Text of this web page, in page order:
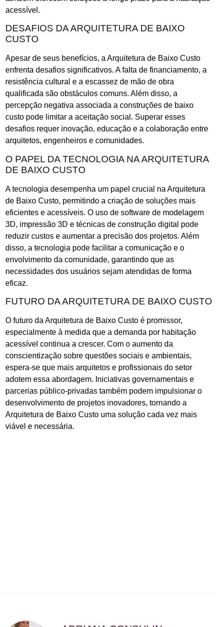
acessível.
DESAFIOS DA ARQUITETURA DE BAIXO
CUSTO
Apesar de seus benefícios, a Arquitetura de Baixo Custo
enfrenta desafios significativos. A falta de financiamento, a
resistência cultural e a escassez de mão de obra
qualificada são obstáculos comuns. Além disso, a
percepção negativa associada a construções de baixo
custo pode limitar a aceitação social. Superar esses
desafios requer inovação, educação e a colaboração entre
arquitetos, engenheiros e comunidades.
O PAPEL DA TECNOLOGIA NA ARQUITETURA
DE BAIXO CUSTO
A tecnologia desempenha um papel crucial na Arquitetura
de Baixo Custo, permitindo a criação de soluções mais
eficientes e acessíveis. O uso de software de modelagem
3D, impressão 3D e técnicas de construção digital pode
reduzir custos e aumentar a precisão dos projetos. Além
disso, a tecnologia pode facilitar a comunicação e o
envolvimento da comunidade, garantindo que as
necessidades dos usuários sejam atendidas de forma
eficaz.
FUTURO DA ARQUITETURA DE BAIXO CUSTO
O futuro da Arquitetura de Baixo Custo é promissor,
especialmente à medida que a demanda por habitação
acessível continua a crescer. Com o aumento da
conscientização sobre questões sociais e ambientais,
espera-se que mais arquitetos e profissionais do setor
adotem essa abordagem. Iniciativas governamentais e
parcerias público-privadas também podem impulsionar o
desenvolvimento de projetos inovadores, tornando a
Arquitetura de Baixo Custo uma solução cada vez mais
viável e necessária.